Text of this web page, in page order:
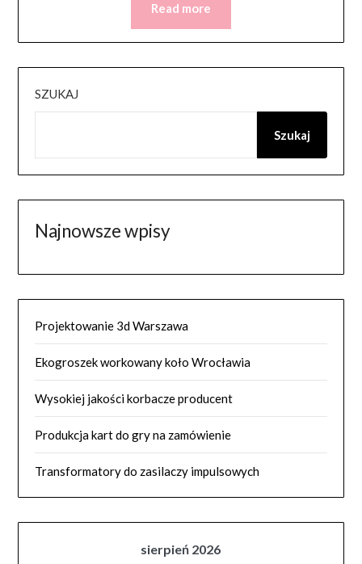
Read more
SZUKAJ
Szukaj
Najnowsze wpisy
Projektowanie 3d Warszawa
Ekogroszek workowany koło Wrocławia
Wysokiej jakości korbacze producent
Produkcja kart do gry na zamówienie
Transformatory do zasilaczy impulsowych
sierpień 2026